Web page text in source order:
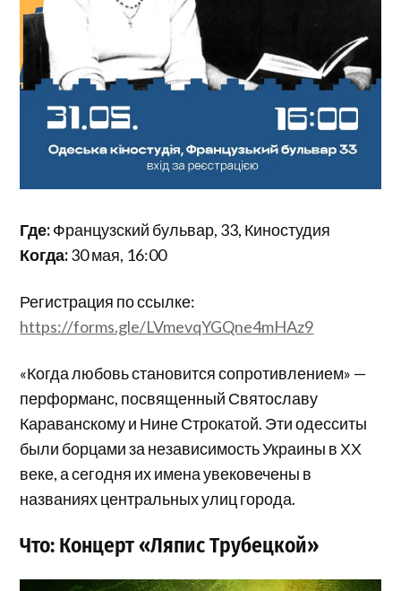
Где:Французский бульвар, 33, Киностудия
Когда:30 мая, 16:00
Регистрация по ссылке:
https://forms.gle/LVmevqYGQne4mHAz9
«Когда любовь становится сопротивлением» —
перформанс, посвященный Святославу
Караванскому и Нине Строкатой. Эти одесситы
были борцами за независимость Украины в ХХ
веке, а сегодня их имена увековечены в
названиях центральных улиц города.
Что: Концерт «Ляпис Трубецкой»